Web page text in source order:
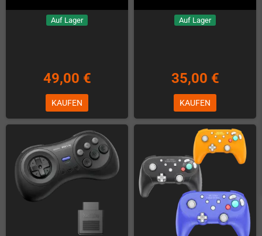
Auf Lager
49,00 €
KAUFEN
Auf Lager
35,00 €
KAUFEN